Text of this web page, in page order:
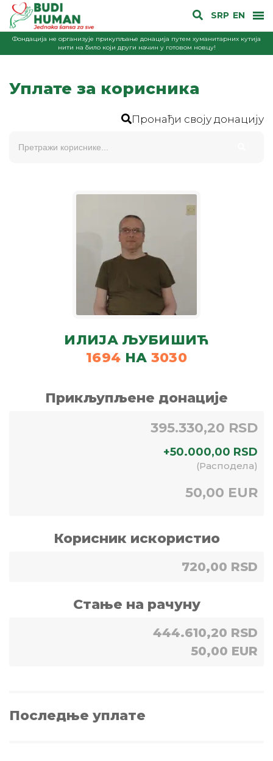
SRP EN
Фондација не организује прикупљање донација путем хуманитарних кутија
нити на било који други начин у готовом новцу!
Уплате за корисника
Пронађи своју донацију
ИЛИЈА ЉУБИШИЋ
1694 НА 3030
Прикљупљене донације
395.330,20 RSD
+50.000,00 RSD
(Расподела)
50,00 EUR
Корисник искористио
720,00 RSD
Стање на рачуну
444.610,20 RSD
50,00 EUR
Последње уплате